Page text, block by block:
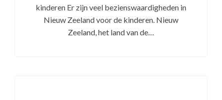
kinderen Er zijn veel bezienswaardigheden in
Nieuw Zeeland voor de kinderen. Nieuw
Zeeland, het land van de…